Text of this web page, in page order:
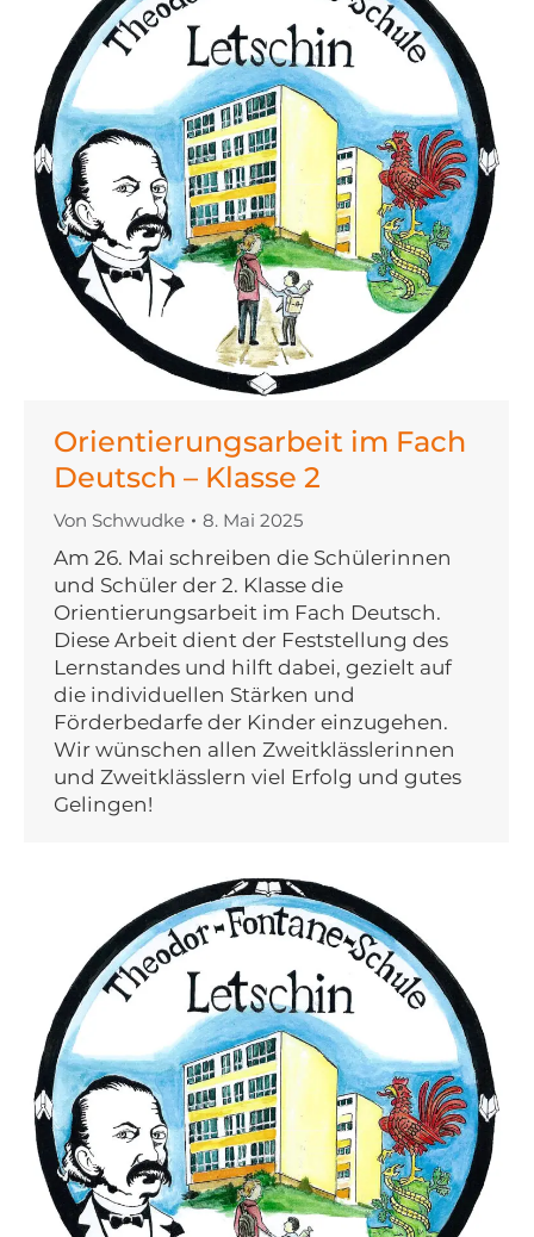
Orientierungsarbeit im Fach
Deutsch – Klasse 2
Von Schwudke 8. Mai 2025
Am 26. Mai schreiben die Schülerinnen
und Schüler der 2. Klasse die
Orientierungsarbeit im Fach Deutsch.
Diese Arbeit dient der Feststellung des
Lernstandes und hilft dabei, gezielt auf
die individuellen Stärken und
Förderbedarfe der Kinder einzugehen.
Wir wünschen allen Zweitklässlerinnen
und Zweitklässlern viel Erfolg und gutes
Gelingen!